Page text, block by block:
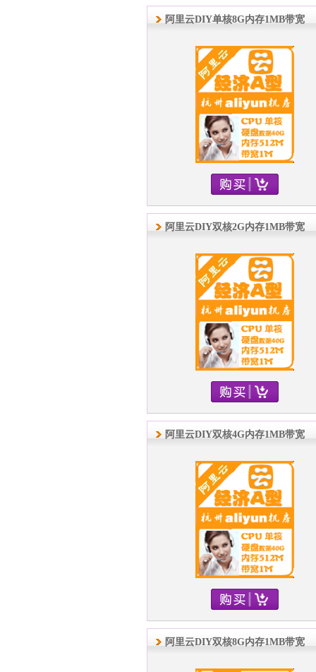
阿里云DIY单核8G内存1MB带宽
阿里云DIY双核2G内存1MB带宽
阿里云DIY双核4G内存1MB带宽
阿里云DIY双核8G内存1MB带宽